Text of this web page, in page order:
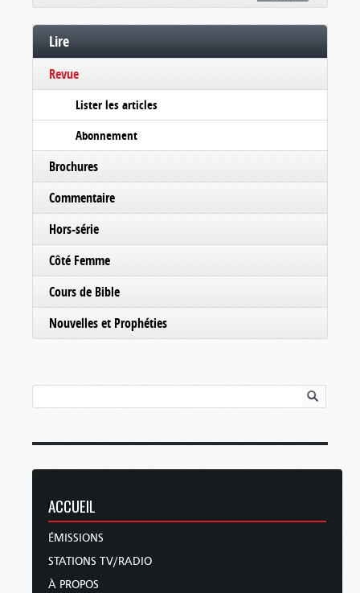
Lire
Revue
Lister les articles
Abonnement
Brochures
Commentaire
Hors-série
Côté Femme
Cours de Bible
Nouvelles et Prophéties
ACCUEIL
ÉMISSIONS
STATIONS TV/RADIO
À PROPOS